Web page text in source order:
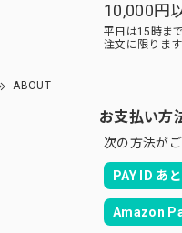
ABOUT
10,000円
平日は15時ま
注文に限ります
お支払い方
次の方法が
PAY ID あ
Amazon